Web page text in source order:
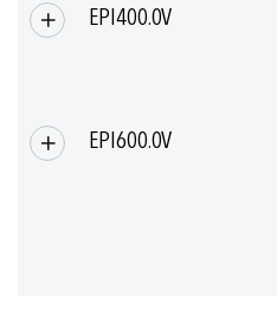
EPI400.0V
EPI600.0V